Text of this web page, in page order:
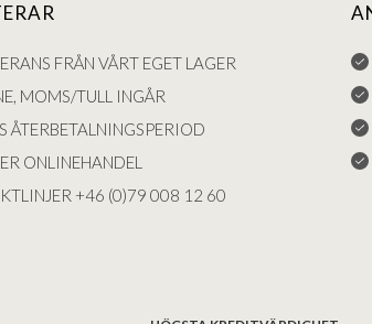
FRÅN VÅRT EGET LAGER
MOMS/TULL INGÅR
ÅTERBETALNINGSPERIOD
ONLINEHANDEL
+46 (0)79 008 12 60